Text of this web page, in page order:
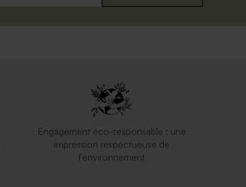
Engagement éco-responsable : une
impression respectueuse de
l'environnement